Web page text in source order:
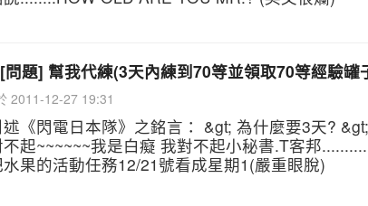
問題] 幫我代練(3天內練到70等並領取70等經驗罐
2011-12-27 19:31
述《閃電日本隊》之銘言： &gt; 為什麼要3天?
起~~~~~~我是白癡 我對不起小秘書.T客邦
果的活動任務12/21號看成星期1(嚴重眼脫)